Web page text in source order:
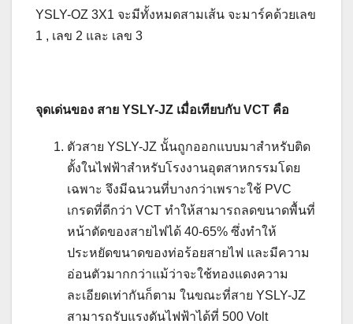
YSLY-OZ 3X1 จะมีทั้งหมดสามเส้น จะมาร์คด้วยเลข
1 , เลข 2 และ เลข 3
จุดเด่นของ สาย YSLY-JZ เมื่อเทียบกับ VCT คือ
ตัวสาย YSLY-JZ นั้นถูกออกแบบมาสำหรับติด
ตั้งในไฟฟ้าสำหรับโรงงานอุตสาหกรรมโดย
เฉพาะ จึงมีฉนวนที่บางกว่าเพราะใช้ PVC
เกรดที่ดีกว่า VCT ทำให้สามารถลดขนาดพื้นที่
หน้าตัดของสายไฟได้ 40-65% ซึ่งทำให้
ประหยัดขนาดของท่อร้อยสายไฟ และมีความ
อ่อนตัวมากกว่าแม้ว่าจะใช้ทองแดงความ
ละเอียดเท่ากันก็ตาม ในขณะที่สาย YSLY-JZ
สามารถรับแรงดันไฟฟ้าได้ที่ 500 Volt